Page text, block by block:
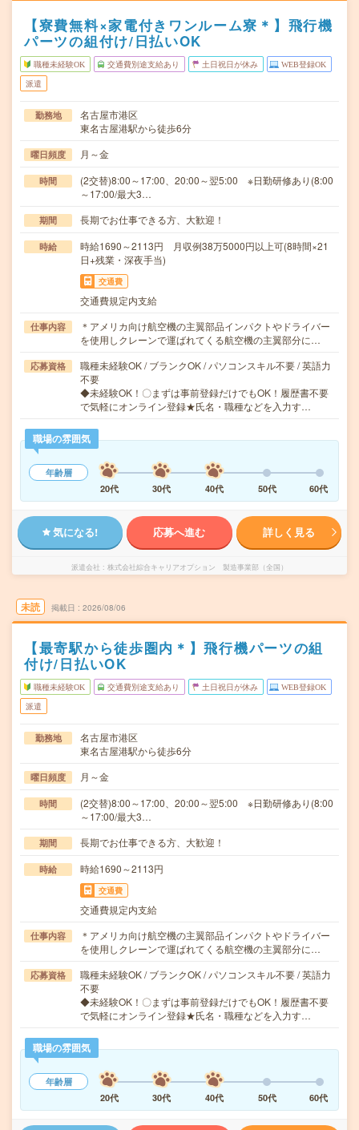
【寮費無料×家電付きワンルーム寮＊】飛行機
パーツの組付け/日払いOK
職種未経験OK 交通費別途支給あり 土日祝日が休み WEB登録OK
派遣
勤務地
名古屋市港区
東名古屋港駅から徒歩6分
曜日頻度 月～金
時間
(2交替)8:00～17:00、20:00～翌5:00 ※日勤研修あり(8:00
～17:00/最大3…
期間 長期でお仕事できる方、大歓迎！
時給
時給1690～2113円 月収例38万5000円以上可(8時間×21
日+残業・深夜手当)
交通費
交通費規定内支給
仕事内容
＊アメリカ向け航空機の主翼部品インパクトやドライバー
を使用しクレーンで運ばれてくる航空機の主翼部分に…
応募資格
職種未経験OK / ブランクOK / パソコンスキル不要 / 英語力
不要
◆未経験OK！〇まずは事前登録だけでもOK！履歴書不要
で気軽にオンライン登録★氏名・職種などを入力す…
職場の雰囲気
年齢層
20代
30代 40代 50代 60代
気になる! 応募へ進む 詳しく見る
派遣会社 株式会社綜合キャリアオプション 製造事業部（全国）
未読 掲載日 2026/08/06
【最寄駅から徒歩圏内＊】飛行機パーツの組
付け/日払いOK
職種未経験OK 交通費別途支給あり 土日祝日が休み WEB登録OK
派遣
勤務地
名古屋市港区
東名古屋港駅から徒歩6分
曜日頻度 月～金
時間
(2交替)8:00～17:00、20:00～翌5:00 ※日勤研修あり(8:00
～17:00/最大3…
期間 長期でお仕事できる方、大歓迎！
時給 時給1690～2113円
交通費
交通費規定内支給
仕事内容
＊アメリカ向け航空機の主翼部品インパクトやドライバー
を使用しクレーンで運ばれてくる航空機の主翼部分に…
応募資格
職種未経験OK / ブランクOK / パソコンスキル不要 / 英語力
不要
◆未経験OK！〇まずは事前登録だけでもOK！履歴書不要
で気軽にオンライン登録★氏名・職種などを入力す…
職場の雰囲気
年齢層
20代
30代 40代 50代 60代